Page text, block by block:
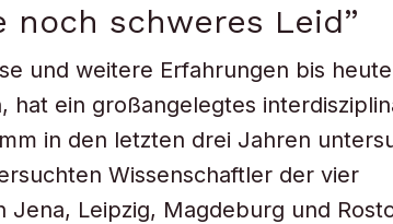
noch schweres Leid”
und weitere Erfahrungen bis
hat ein großangelegtes
in den letzten drei Jahren
Wissenschaftler der vier
Jena, Leipzig, Magdeburg und